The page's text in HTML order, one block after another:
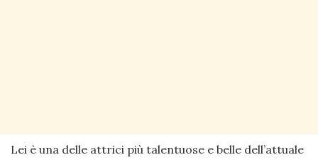
Lei è una delle attrici più talentuose e belle dell’attuale